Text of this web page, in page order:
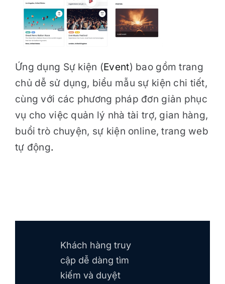
Ứng dụng Sự kiện (Event) bao gồm trang
chủ dễ sử dụng, biểu mẫu sự kiện chi tiết,
cùng với các phương pháp đơn giản phục
vụ cho việc quản lý nhà tài trợ, gian hàng,
buổi trò chuyện, sự kiện online, trang web
tự động.
Khách hàng truy
cập dễ dàng tìm
kiếm và duyệt